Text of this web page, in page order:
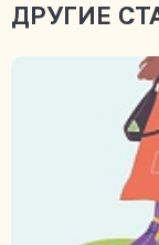
ДРУГИЕ